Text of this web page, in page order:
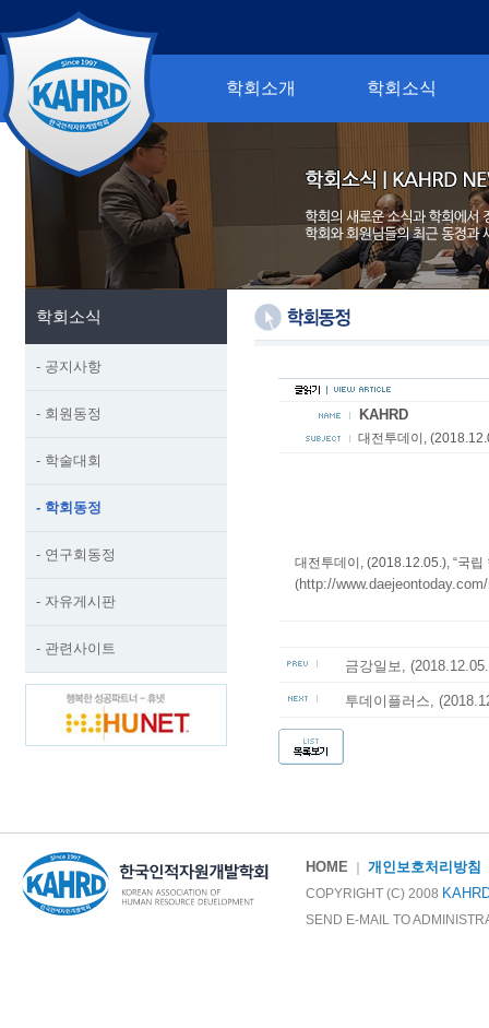
학회소개 학회소식
학회소식
- 공지사항
- 회원동정
- 학술대회
- 학회동정
- 연구회동정
- 자유게시판
- 관련사이트
KAHRD
대전투데이,
대전투데이, (2018.12.05.), “국립
(http://
금강일보,
투데이플러스,
HOME 개인보호처리방침
COPYRIGHT (C) 2008
SEND E-MAIL TO